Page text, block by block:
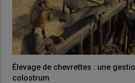
Élevage de chevrettes : une
colostrum